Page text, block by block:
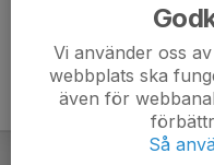
Vi använder oss
webbplats ska
även för
Så